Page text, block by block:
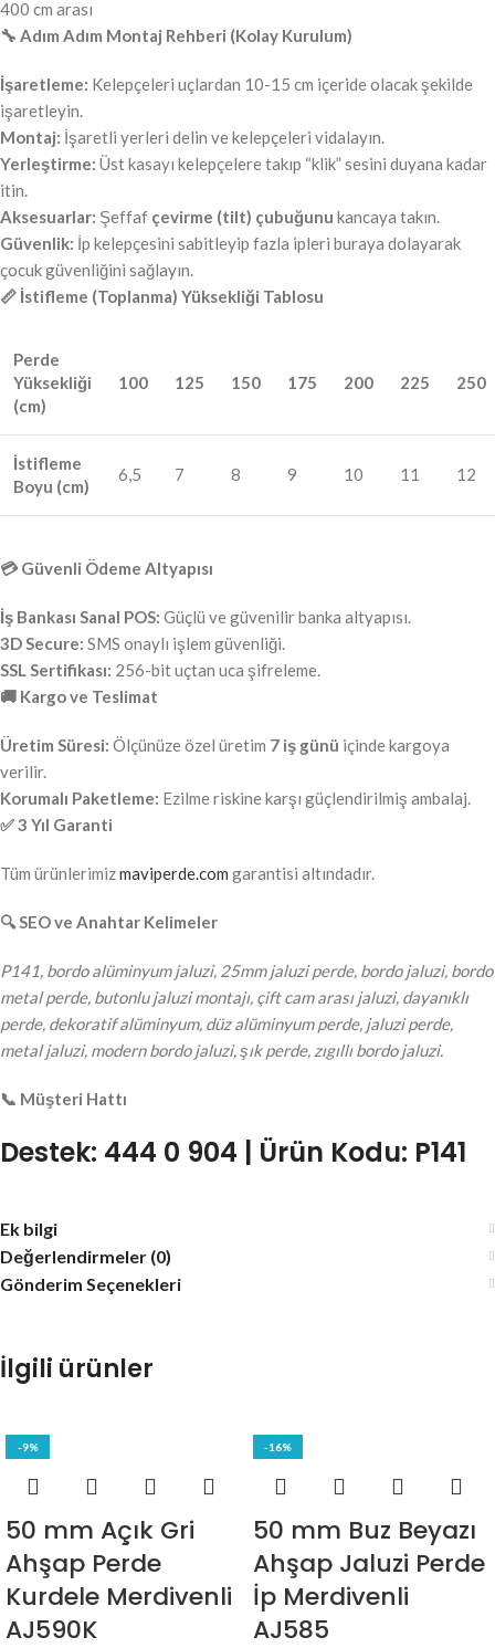
400 cm arası
🔧 Adım Adım Montaj Rehberi (Kolay Kurulum)
İşaretleme: Kelepçeleri uçlardan 10-15 cm içeride olacak şekilde
işaretleyin.
Montaj: İşaretli yerleri delin ve kelepçeleri vidalayın.
Yerleştirme: Üst kasayı kelepçelere takıp “klik” sesini duyana kadar
itin.
Aksesuarlar: Şeffaf çevirme (tilt) çubuğunu kancaya takın.
Güvenlik: İp kelepçesini sabitleyip fazla ipleri buraya dolayarak
çocuk güvenliğini sağlayın.
📏 İstifleme (Toplanma) Yüksekliği Tablosu
Perde
Yüksekliği
(cm)
100 125 150 175 200 225 250
İstifleme
Boyu (cm)
6,5 7 8 9 10 11 12
💳 Güvenli Ödeme Altyapısı
İş Bankası Sanal POS: Güçlü ve güvenilir banka altyapısı.
3D Secure: SMS onaylı işlem güvenliği.
SSL Sertifikası: 256-bit uçtan uca şifreleme.
🚚 Kargo ve Teslimat
Üretim Süresi: Ölçünüze özel üretim 7 iş günü içinde kargoya
verilir.
Korumalı Paketleme: Ezilme riskine karşı güçlendirilmiş ambalaj.
✅ 3 Yıl Garanti
Tüm ürünlerimizmaviperde.com garantisi altındadır.
🔍 SEO ve Anahtar Kelimeler
P141, bordo alüminyum jaluzi, 25mm jaluzi perde, bordo jaluzi, bordo
metal perde, butonlu jaluzi montajı, çift cam arası jaluzi, dayanıklı
perde, dekoratif alüminyum, düz alüminyum perde, jaluzi perde,
metal jaluzi, modern bordo jaluzi, şık perde, zıgıllı bordo jaluzi.
📞 Müşteri Hattı
Destek: 444 0 904 | Ürün Kodu: P141
Ek bilgi
Değerlendirmeler (0)
Gönderim Seçenekleri
İlgili ürünler
-9%
50 mm Açık Gri
Ahşap Perde
Kurdele Merdivenli
AJ590K
-16%
50 mm Buz Beyazı
Ahşap Jaluzi Perde
İp Merdivenli
AJ585